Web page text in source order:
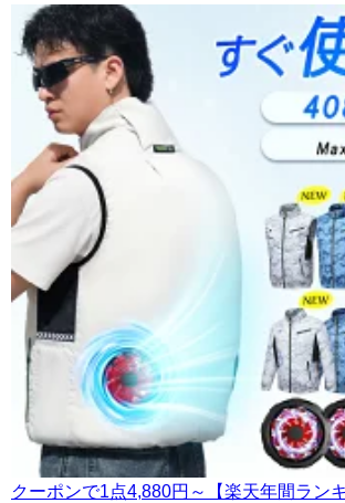
クーポンで1点4,880円～【楽天年間ラン